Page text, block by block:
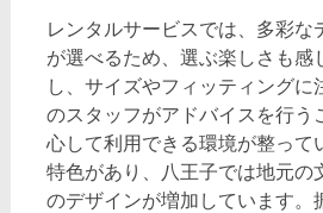
レンタルサービスでは、多彩な
が選べるため、選ぶ楽しさも感
し、サイズやフィッティングに
のスタッフがアドバイスを行う
心して利用できる環境が整って
特色があり、八王子では地元の
のデザインが増加しています。